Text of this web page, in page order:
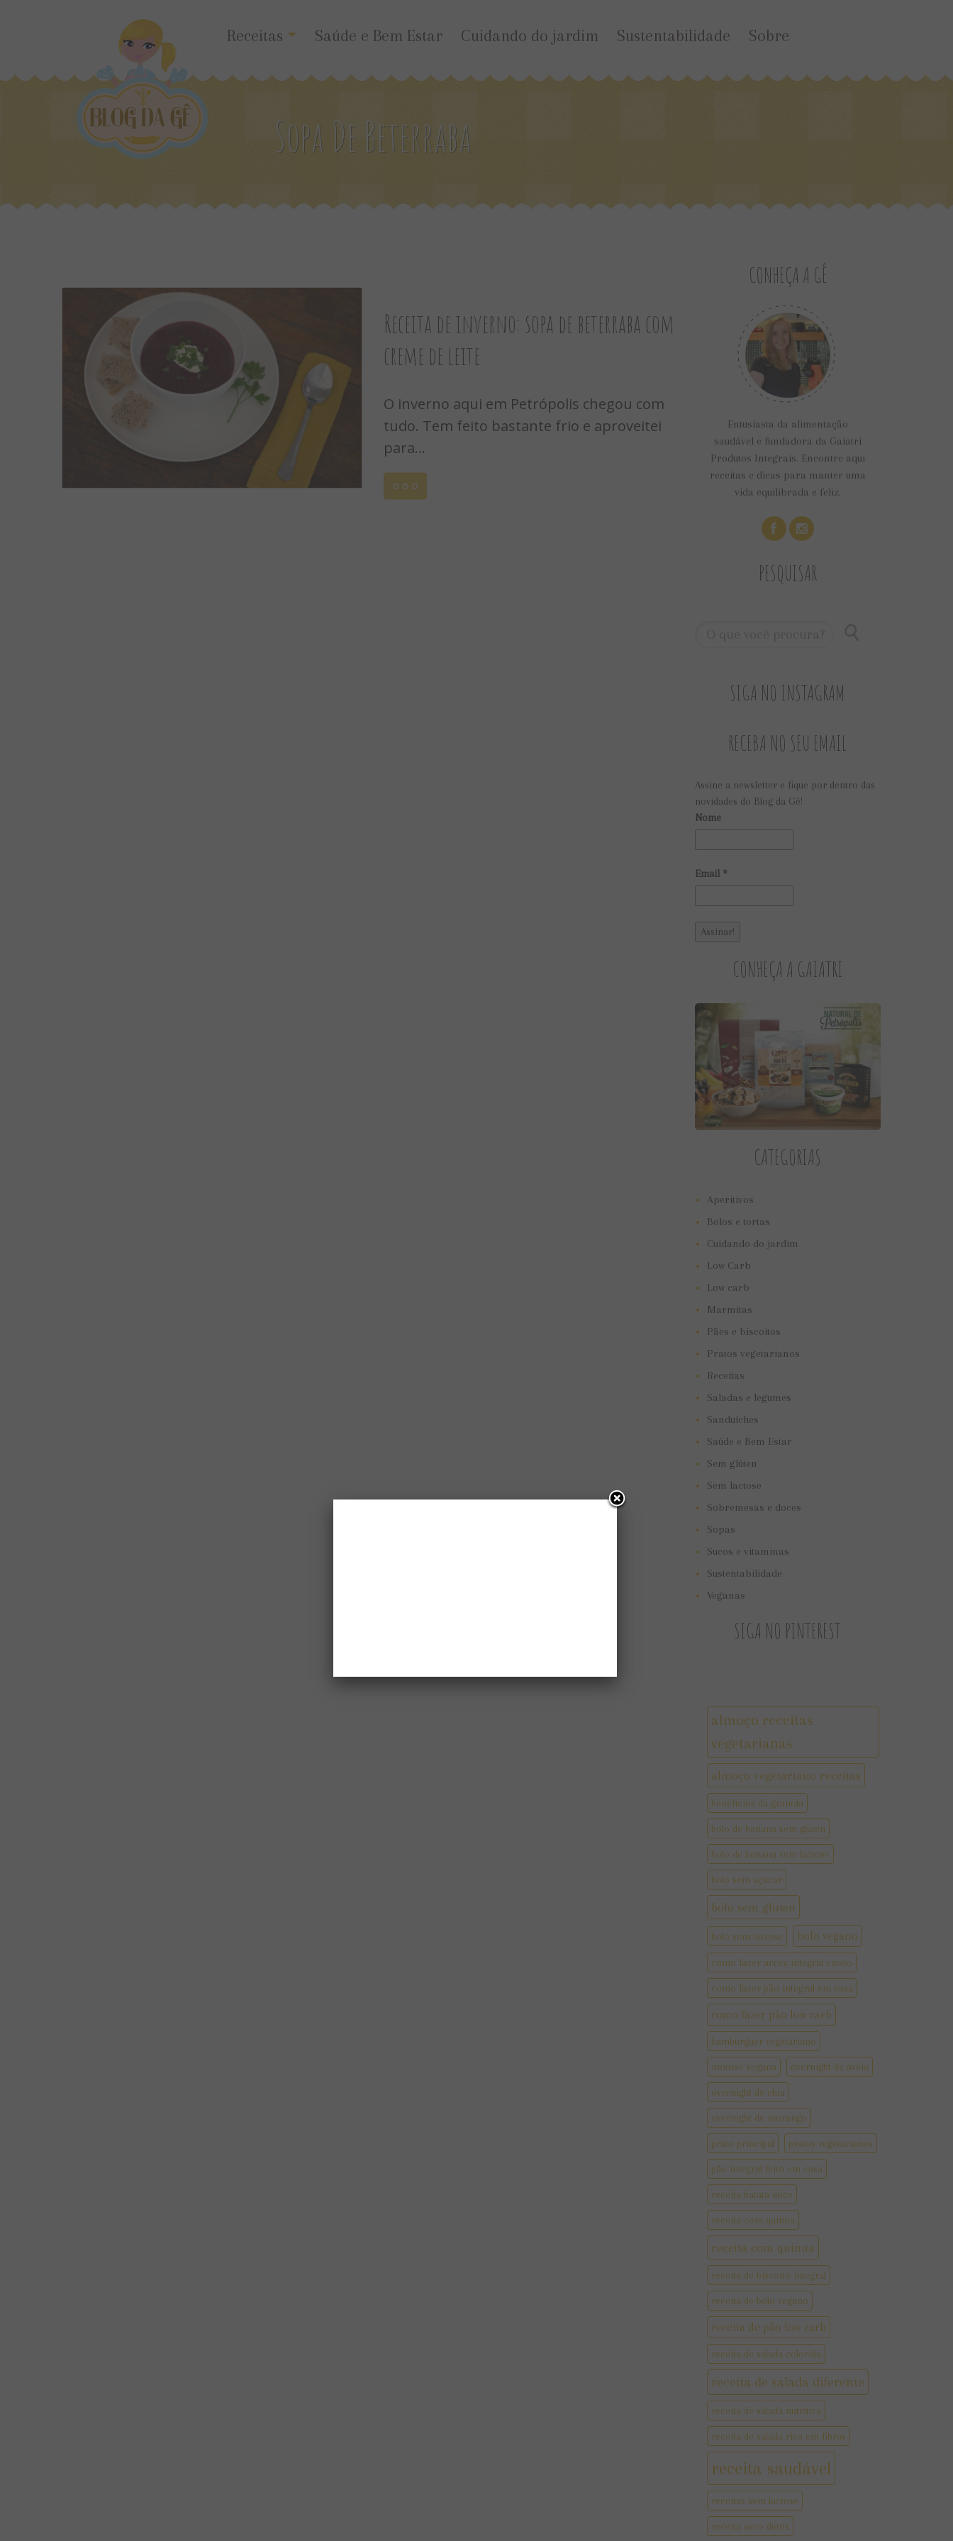
Receitas Saúde e Bem Estar Cuidando do jardim Sustentabilidade Sobre
Sopa De Beterraba
Receita de inverno: sopa de beterraba com
creme de leite
O inverno aqui em Petrópolis chegou com
tudo. Tem feito bastante frio e aproveitei
para...
Leia
CONHEÇA A GÊ
Entusiasta da alimentação
saudável e fundadora da Gaiatri
Produtos Integrais. Encontre aqui
receitas e dicas para manter uma
vida equilibrada e feliz.
PESQUISAR
SIGA NO INSTAGRAM
RECEBA NO SEU EMAIL
Assine a newsletter e fique por dentro das
novidades do Blog da Gê!
Nome
Email *
CONHEÇA A GAIATRI
CATEGORIAS
Aperitivos
Bolos e tortas
Cuidando do jardim
Low Carb
Low carb
Marmitas
Pães e biscoitos
Pratos vegetarianos
Receitas
Saladas e legumes
Sanduíches
Saúde e Bem Estar
Sem glúten
Sem lactose
Sobremesas e doces
Sopas
Sucos e vitaminas
Sustentabilidade
Veganas
SIGA NO PINTEREST
almoço receitas
vegetarianas
almoço vegetariano receitas
benefícios da granola
bolo de banana sem gluten
bolo de banana sem lactose
bolo sem açúcar
bolo sem gluten
bolo sem lactose bolo vegano
como fazer arroz integral cateto
como fazer pão integral em casa
como fazer pão low carb
hamburguer vegetariano
mousse vegana overnight de aveia
overnight de chia
overnight de morango
prato principal pratos vegetarianos
pão integral feito em casa
receita batata doce
receita com quinoa
receita com quinua
receita de biscoito integral
receita de bolo vegano
receita de pão low carb
receita de salada colorida
receita de salada diferente
receita de salada nutritiva
receita de salada rica em fibras
receita saudável
receitas sem lactose
receita suco detox